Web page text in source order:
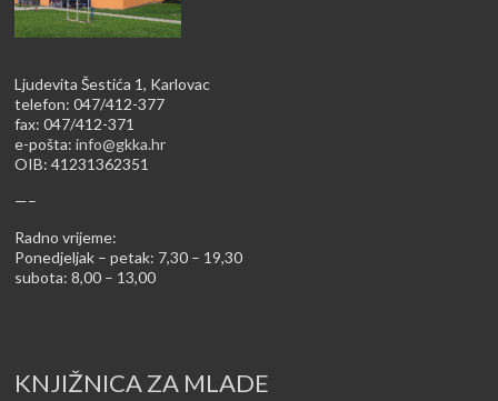
Ljudevita Šestića 1, Karlovac
telefon: 047/412-377
fax: 047/412-371
e-pošta:info@gkka.hr
OIB: 41231362351
—–
Radno vrijeme:
Ponedjeljak – petak: 7,30 – 19,30
subota: 8,00 – 13,00
KNJIŽNICA ZA MLADE